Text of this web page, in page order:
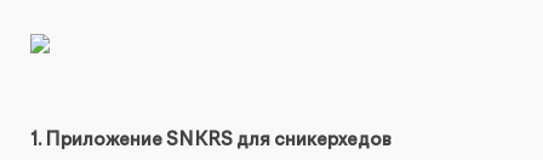
1. Приложение SNKRS для сникерхедов